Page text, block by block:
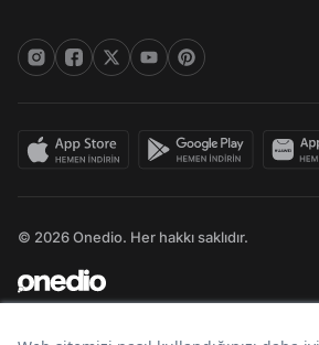
© 2026 Onedio. Her hakkı saklıdır.